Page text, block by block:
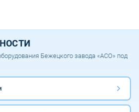
Бежецкого завода «АСО» под